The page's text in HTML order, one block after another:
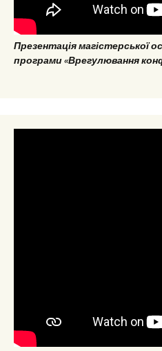
Презентація магістерської
програми «Врегулювання